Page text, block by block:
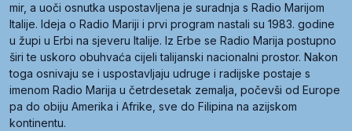
mir, a uoči osnutka uspostavljena je suradnja s Radio Marijom
Italije. Ideja o Radio Mariji i prvi program nastali su 1983. godine
u župi u Erbi na sjeveru Italije. Iz Erbe se Radio Marija postupno
širi te uskoro obuhvaća cijeli talijanski nacionalni prostor. Nakon
toga osnivaju se i uspostavljaju udruge i radijske postaje s
imenom Radio Marija u četrdesetak zemalja, počevši od Europe
pa do obiju Amerika i Afrike, sve do Filipina na azijskom
kontinentu.